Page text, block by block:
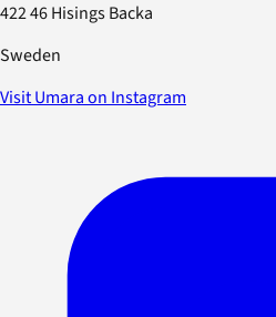
422 46 Hisings Backa
Sweden
Visit Umara on Instagram